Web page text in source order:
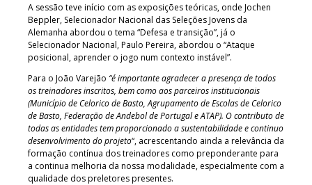
A sessão teve início com as exposições teóricas, onde Jochen
Beppler, Selecionador Nacional das Seleções Jovens da
Alemanha abordou o tema “Defesa e transição”, já o
Selecionador Nacional, Paulo Pereira, abordou o “Ataque
posicional, aprender o jogo num contexto instável”.
Para o João Varejão “é importante agradecer a presença de todos
os treinadores inscritos, bem como aos parceiros institucionais
(Município de Celorico de Basto, Agrupamento de Escolas de Celorico
de Basto, Federação de Andebol de Portugal e ATAP). O contributo de
todas as entidades tem proporcionado a sustentabilidade e continuo
desenvolvimento do projeto“, acrescentando ainda a relevância da
formação contínua dos treinadores como preponderante para
a continua melhoria da nossa modalidade, especialmente com a
qualidade dos preletores presentes.